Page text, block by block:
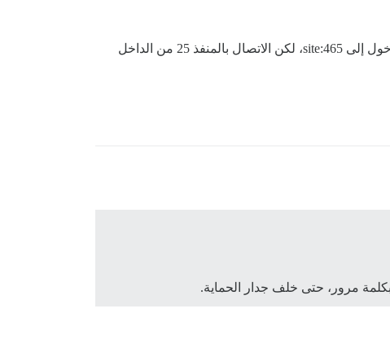
واجهت نفس المشكلة في Debian… يمكنني بالتأكيد إنشاء مستخدم بريد منفصل لـ Discourse وجعله يتصل ويسجل الدخول إلى site:465، لكن الاتصال بالمنفذ 25 من الداخل